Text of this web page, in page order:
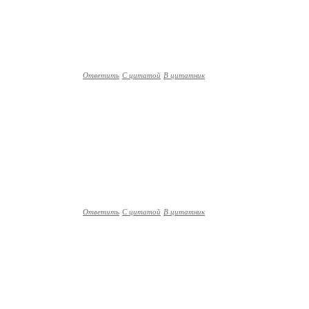
Ответить С цитатой В цитатник
Ответить С цитатой В цитатник